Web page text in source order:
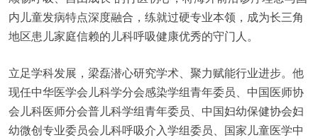
内儿童发病特点深度融合，练就过硬专业本领，成为长三角
地区患儿家庭信赖的儿科呼吸健康优秀的守门人。
立足学科发展，梁磊潜心研究学术、聚力赋能行业进步。他
现任中华医学会儿科学分会感染学组青年委员、中国医师协
会儿科医师分会普儿科学组青年委员、中国妇幼保健协会妇
幼微创专业委员会儿科呼吸介入学组委员、国家儿童医学中